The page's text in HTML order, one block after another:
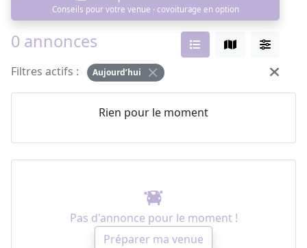
Conseils pour votre venue · covoiturage en option
0 annonces
Filtres actifs : Aujourd’hui
Rien pour le moment
Pas d'annonce pour le moment !
Préparer ma venue